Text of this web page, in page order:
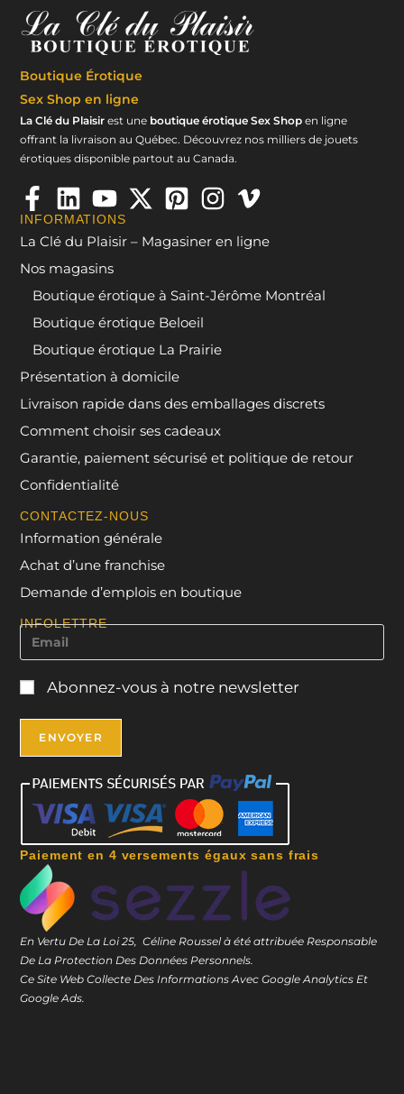
Boutique Érotique
Sex Shop en ligne
La Clé du Plaisir est une boutique érotique Sex Shop en ligne
offrant la livraison au Québec. Découvrez nos milliers de jouets
érotiques disponible partout au Canada.
INFORMATIONS
La Clé du Plaisir – Magasiner en ligne
Nos magasins
Boutique érotique à Saint-Jérôme Montréal
Boutique érotique Beloeil
Boutique érotique La Prairie
Présentation à domicile
Livraison rapide dans des emballages discrets
Comment choisir ses cadeaux
Garantie, paiement sécurisé et politique de retour
Confidentialité
CONTACTEZ-NOUS
Information générale
Achat d’une franchise
Demande d’emplois en boutique
INFOLETTRE
Abonnez-vous à notre newsletter
Paiement en 4 versements égaux sans frais
En Vertu De La Loi 25, Céline Roussel à été attribuée Responsable
De La Protection Des Données Personnels.
Ce Site Web Collecte Des Informations Avec Google Analytics Et
Google Ads.